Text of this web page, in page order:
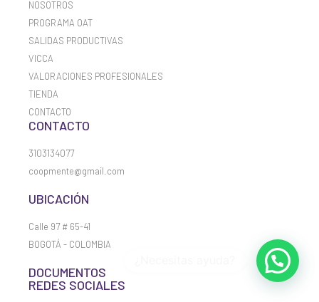
NOSOTROS
PROGRAMA OAT
SALIDAS PRODUCTIVAS
VICCA
VALORACIONES PROFESIONALES
TIENDA
CONTACTO
CONTACTO
3103134077
coopmente@gmail.com
UBICACIÓN
Calle 97 # 65-41
BOGOTÁ - COLOMBIA
DOCUMENTOS
REDES SOCIALES